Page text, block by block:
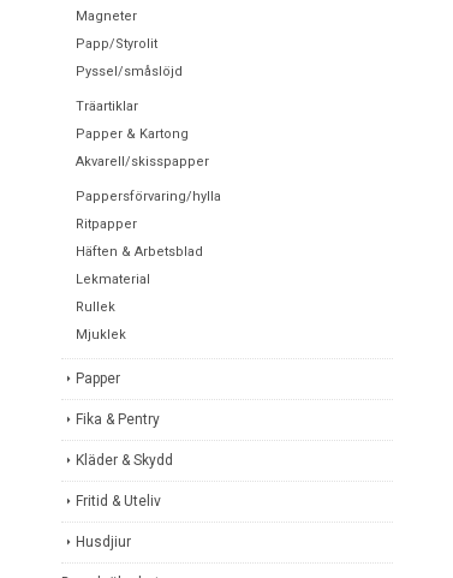
Magneter
Papp/Styrolit
Pyssel/småslöjd
Träartiklar
Papper & Kartong
Akvarell/skisspapper
Pappersförvaring/hylla
Ritpapper
Häften & Arbetsblad
Lekmaterial
Rullek
Mjuklek
Papper
Fika & Pentry
Kläder & Skydd
Fritid & Uteliv
Husdjiur